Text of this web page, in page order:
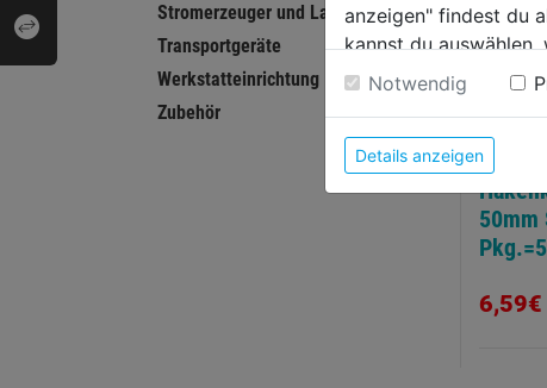
Stromerzeuger und Ladegeräte
Transportgeräte
Werkstatteinrichtung
Zubehör
50mm
6,59€
anzeigen" findest du
kannst du
Weitere
Notwendig
Details anzeigen